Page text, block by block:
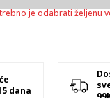
je odabrati željenu
dana